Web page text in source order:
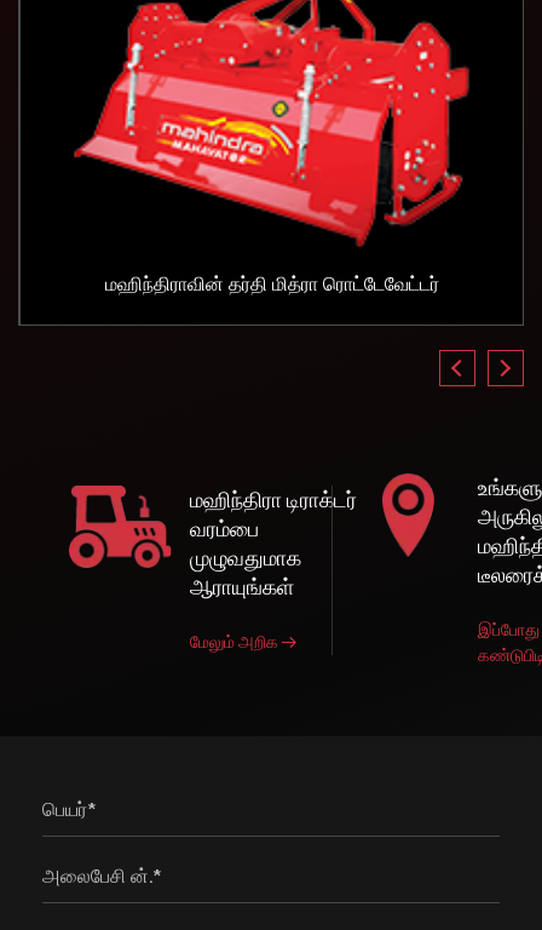
மஹிந்திராவின் தர்தி மித்ரா ரொட்டேவேட்டர்
மஹிந்திரா டிராக்டர்
வரம்பை
முழுவதுமாக
ஆராயுங்கள்
மேலும் அறிக
இப்போது
பெயர்*
அலைபேசி ன்.*